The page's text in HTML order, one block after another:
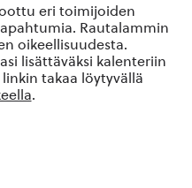
eri toimijoiden
Rautalammin
oikeellisuudesta.
lisättäväksi kalenteriin
takaa löytyvällä
.